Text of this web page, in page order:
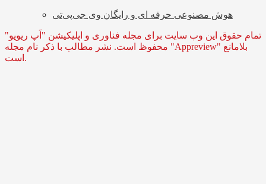
هوش مصنوعی حرفه ای و رایگان وی جی‌پی‌تی
تمام حقوق این وب سایت برای مجله فناوری و اپلیکیشن "اَپ ریویو"
محفوظ است. نشر مطالب با ذکر نام مجله "Appreview" بلامانع
است.